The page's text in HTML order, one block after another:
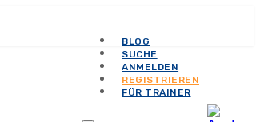
BLOG
SUCHE
ANMELDEN
REGISTRIEREN
FÜR TRAINER